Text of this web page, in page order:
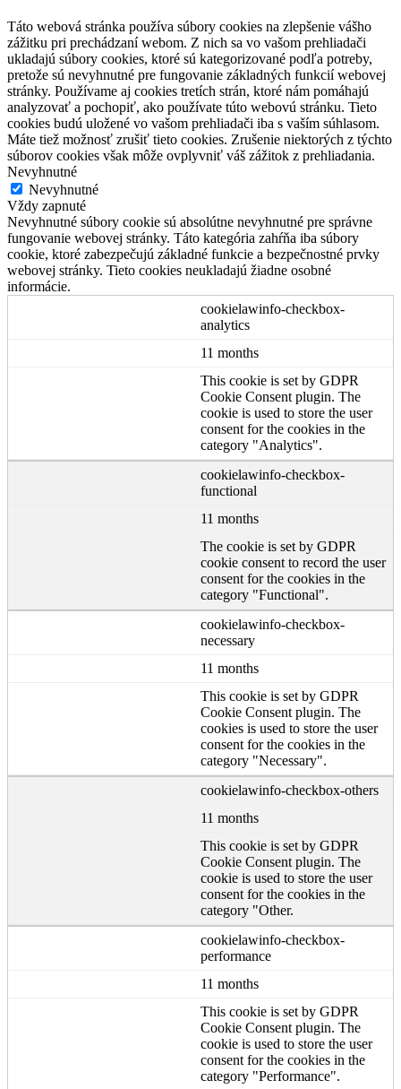
Táto webová stránka používa súbory cookies na zlepšenie vášho
zážitku pri prechádzaní webom. Z nich sa vo vašom prehliadači
ukladajú súbory cookies, ktoré sú kategorizované podľa potreby,
pretože sú nevyhnutné pre fungovanie základných funkcií webovej
stránky. Používame aj cookies tretích strán, ktoré nám pomáhajú
analyzovať a pochopiť, ako používate túto webovú stránku. Tieto
cookies budú uložené vo vašom prehliadači iba s vaším súhlasom.
Máte tiež možnosť zrušiť tieto cookies. Zrušenie niektorých z týchto
súborov cookies však môže ovplyvniť váš zážitok z prehliadania.
Nevyhnutné
Nevyhnutné
Vždy zapnuté
Nevyhnutné súbory cookie sú absolútne nevyhnutné pre správne
fungovanie webovej stránky. Táto kategória zahŕňa iba súbory
cookie, ktoré zabezpečujú základné funkcie a bezpečnostné prvky
webovej stránky. Tieto cookies neukladajú žiadne osobné
informácie.
cookielawinfo-checkbox-
analytics
11 months
This cookie is set by GDPR
Cookie Consent plugin. The
cookie is used to store the user
consent for the cookies in the
category "Analytics".
cookielawinfo-checkbox-
functional
11 months
The cookie is set by GDPR
cookie consent to record the user
consent for the cookies in the
category "Functional".
cookielawinfo-checkbox-
necessary
11 months
This cookie is set by GDPR
Cookie Consent plugin. The
cookies is used to store the user
consent for the cookies in the
category "Necessary".
cookielawinfo-checkbox-others
11 months
This cookie is set by GDPR
Cookie Consent plugin. The
cookie is used to store the user
consent for the cookies in the
category "Other.
cookielawinfo-checkbox-
performance
11 months
This cookie is set by GDPR
Cookie Consent plugin. The
cookie is used to store the user
consent for the cookies in the
category "Performance".